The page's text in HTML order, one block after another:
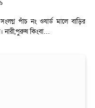
পাঁচ নং ওযার্ড মালে বাড়ির
নারী,পুরুষ কিংবা…